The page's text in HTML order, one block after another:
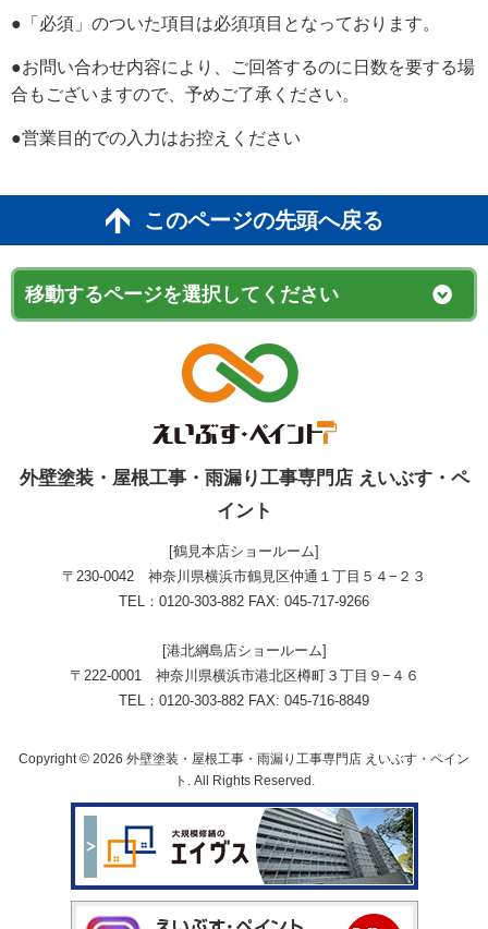
●「必須」のついた項目は必須項目となっております。
●お問い合わせ内容により、ご回答するのに日数を要する場
合もございますので、予めご了承ください。
●営業目的での入力はお控えください
このページの先頭へ戻る
外壁塗装・屋根工事・雨漏り工事専門店 えいぶす・ペ
イント
[鶴見本店ショールーム]
〒230-0042 神奈川県横浜市鶴見区仲通１丁目５４−２３
TEL：0120-303-882 FAX: 045-717-9266
[港北綱島店ショールーム]
〒222-0001 神奈川県横浜市港北区樽町３丁目９−４６
TEL：0120-303-882 FAX: 045-716-8849
Copyright © 2026 外壁塗装・屋根工事・雨漏り工事専門店 えいぶす・ペイン
ト. All Rights Reserved.